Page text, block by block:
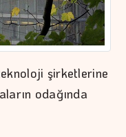
şirketlerine
odağında